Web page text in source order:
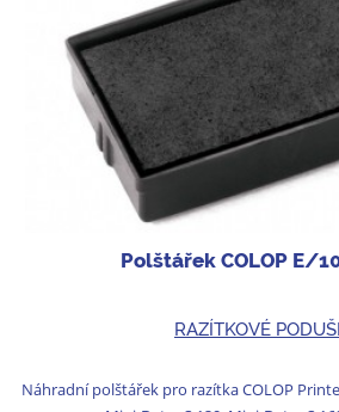
Polštářek COLOP E/
RAZÍTKOVÉ
Náhradní polštářek pro razítka COLOP